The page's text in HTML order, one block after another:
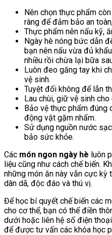
Nên chọn thực phẩm
ràng để đảm bảo an
Thực phẩm nên nấu kỹ,
Ngày hè nóng bức dẫn
bạn nên nấu vừa đủ
nhiều rồi chừa lại bữa
Luôn đeo găng tay khi
vệ sinh.
Tuyệt đối không để lẫn
Lau chùi, giữ vệ sinh cho
Bảo vệ thực phẩm đúng
động vật gặm nhấm.
Sử dụng nguồn nước
bảo sức khỏe.
Các món ngon ngày hè luôn
liệu cũng như cách chế biến.
những món ăn này vẫn cực kỳ
dân dã, độc đáo và thú vị.
Để học bí quyết chế biến các
cho cơ thể, bạn có thể điền
dưới hoặc liên hệ số điện
để được tư vấn các khóa học